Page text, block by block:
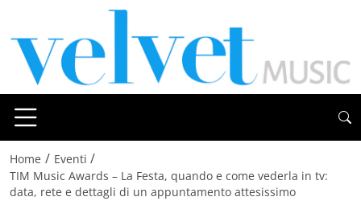
Home / Eventi /
TIM Music Awards – La Festa, quando e come vederla in tv:
data, rete e dettagli di un appuntamento attesissimo